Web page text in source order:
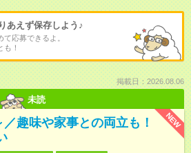
あえず保存しよう♪
応募できるよ。
！
掲載日：2026.08.06
未読
NEW
趣味や家事との両立も！